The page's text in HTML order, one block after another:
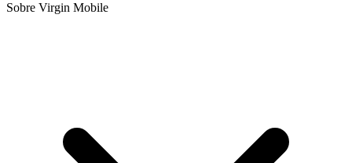
Sobre Virgin Mobile